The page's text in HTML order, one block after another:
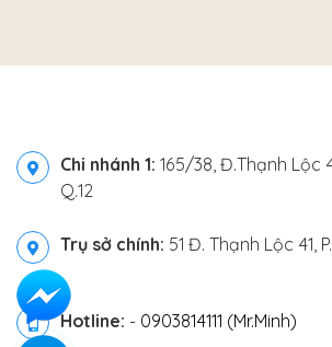
Chi nhánh 1: 165/38, Đ.Thạnh Lộc
Q.12
Trụ sở chính: 51 Đ. Thạnh Lộc 41,
Hotline: - 0903814111 (Mr.Minh)